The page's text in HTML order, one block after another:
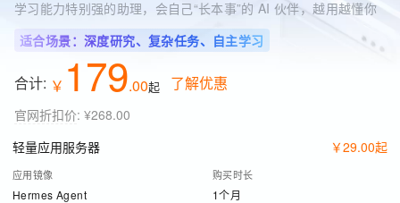
学习能力特别强的助理，会自己“长本事”的 AI 伙伴，越用越懂你
适合场景：深度研究、复杂任务、自主学习
合计: ￥ 179.00起 了解优惠
官网折扣价: ¥268.00
轻量应用服务器
￥29.00起
应用镜像
Hermes Agent
购买时长
1个月